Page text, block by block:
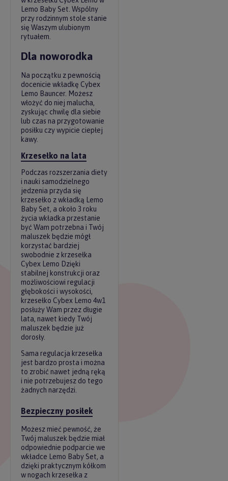
Lemo Baby Set. Wspólny
przy rodzinnym stole stanie
się Waszym ulubionym
rytuałem.
Dla noworodka
Na początku z pewnością
docenicie wkładkę Cybex
Lemo Bauncer. Możesz
włożyć do niej malucha,
zyskując chwilę dla siebie
lub czas na przygotowanie
posiłku czy wypicie ciepłej
kawy.
Krzesełko na lata
Podczas rozszerzania diety
i nauki samodzielnego
jedzenia przyda się
krzesełko z wkładką Lemo
Baby Set, a około 3 roku
życia wkładka przestanie
być Wam potrzebna i Twój
maluszek będzie mógł
korzystać bardziej
swobodnie z krzesełka
Cybex Lemo Dzięki
stabilnej konstrukcji oraz
możliwościowi regulacji
głębokości i wysokości,
krzesełko Cybex Lemo 4w1
posłuży Wam przez długie
lata, nawet kiedy Twój
maluszek będzie już
dorosły.
Sama regulacja krzesełka
jest bardzo prosta i można
to zrobić nawet jedną ręką
i nie potrzebujesz do tego
żadnych narzędzi.
Bezpieczny posiłek
Możesz mieć pewność, że
Twój maluszek będzie miał
odpowiednie podparcie we
wkładce Lemo Baby Set, a
dzięki praktycznym kółkom
w nogach krzesełka z